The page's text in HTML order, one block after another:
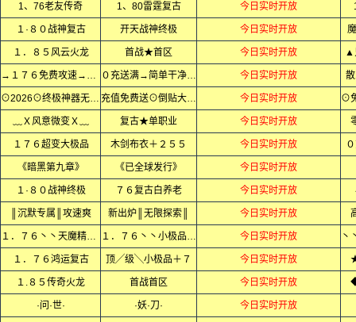
1、76老友传奇 1、80雷霆复古 今日实时开放
１·８０战神复古 开天战神终极 今日实时开放
１．８５风云火龙 首战★首区 今日实时开放 ▲
→１７６免费攻速→小极品 ０充送满→简单干净无隐藏 今日实时开放
⊙2026⊙终极神器无限刀⊙ 充值免费送⊙倒贴大切割⊙ 今日实时开放
﹏Ｘ风意微变Ｘ﹏ 复古★单职业 今日实时开放
１７６超变大极品 木剑布衣＋２５５ 今日实时开放
《暗黑第九章》 《已全球发行》 今日实时开放
１·８０战神终极 ７６复古白养老 今日实时开放
║沉默专属║攻速爽 新出炉║无限探索║ 今日实时开放
１．７６丶丶天魔精品丶丶 １．７６丶丶小极品+5丶丶 今日实时开放
１．７６鸿运复古 顶╱级╲小极品＋７ 今日实时开放
１.８５传奇火龙 首战首区 今日实时开放
·问·世· ·妖·刀· 今日实时开放